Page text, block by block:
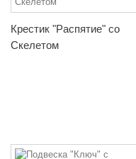
Крестик "Распятие" со
Скелетом